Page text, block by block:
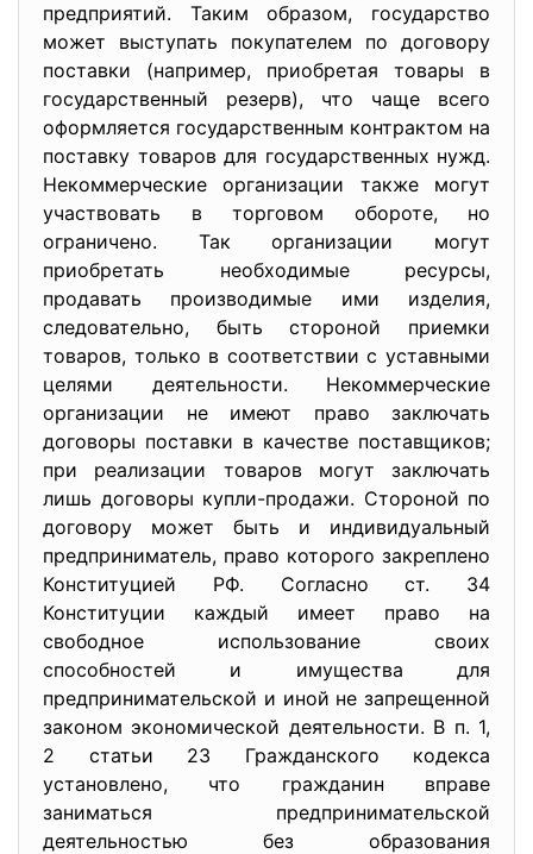
предприятий. Таким образом, государство
может выступать покупателем по договору
поставки (например, приобретая товары в
государственный резерв), что чаще всего
оформляется государственным контрактом на
поставку товаров для государственных нужд.
Некоммерческие организации также могут
участвовать в торговом обороте, но
ограничено. Так организации могут
приобретать необходимые ресурсы,
продавать производимые ими изделия,
следовательно, быть стороной приемки
товаров, только в соответствии с уставными
целями деятельности. Некоммерческие
организации не имеют право заключать
договоры поставки в качестве поставщиков;
при реализации товаров могут заключать
лишь договоры купли-продажи. Стороной по
договору может быть и индивидуальный
предприниматель, право которого закреплено
Конституцией РФ. Согласно ст. 34
Конституции каждый имеет право на
свободное использование своих
способностей и имущества для
предпринимательской и иной не запрещенной
законом экономической деятельности. В п. 1,
2 статьи 23 Гражданского кодекса
установлено, что гражданин вправе
заниматься предпринимательской
деятельностью без образования